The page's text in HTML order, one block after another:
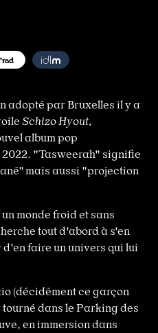
e-mail
l’url
adopté par Bruxelles il y a
Schizo Hyout,
album pop
"Tasweerah" signifie
mais aussi "projection
monde froid et sans
tout d'abord à s'en
faire un univers qui lui
(décidément ce garçon
dans le Parking des
en immersion dans